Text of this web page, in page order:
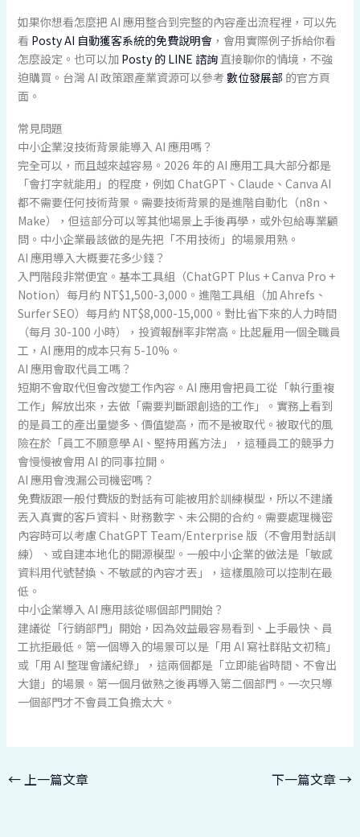
如果你想看怎麼把 AI 應用整合到完整的內容產出流程裡，可以先
看 Posty AI 自動獲客系統的免費說明會，會用實際例子拆給你看
怎麼設定。也可以加 Posty 的 LINE 諮詢直接聊你的情境，不強
迫購買。台灣 AI 政策跟產業資源可以參考數位發展部 的官方頁
面。
常見問題
中小企業沒技術背景能導入 AI 應用嗎？
完全可以，而且越來越容易。2026 年的 AI 應用工具大部分都是
「會打字就能用」的程度，例如 ChatGPT、Claude、Canva AI
都不需要任何技術背景。需要技術背景的是進階自動化（n8n、
Make），但這部分可以等其他場景上手後再學，或外包給專業顧
問。中小企業最該做的是先把「不用技術」的場景用熟。
AI 應用導入大概要花多少錢？
入門階段非常便宜。基本工具組（ChatGPT Plus + Canva Pro +
Notion）每月約 NT$1,500-3,000。進階工具組（加 Ahrefs、
Surfer SEO）每月約 NT$8,000-15,000。對比省下來的人力時間
（每月 30-100 小時），投資報酬率非常高。比起雇用一個全職員
工，AI 應用的成本只有 5-10%。
AI 應用會取代員工嗎？
短期不會取代但會改變工作內容。AI 應用會把員工從「執行重複
工作」解放出來，去做「需要判斷跟創造的工作」。實務上看到
的是員工的產出量變多、價值變高，而不是被取代。被取代的風
險在於「員工不願意學 AI、堅持用舊方法」，這種員工的競爭力
會慢慢被會用 AI 的同事拉開。
AI 應用會洩漏公司機密嗎？
免費版跟一般付費版的對話有可能被用於訓練模型，所以不建議
丟入真實的客戶資料、財務數字、未公開的合約。需要處理機密
內容時可以考慮 ChatGPT Team/Enterprise 版（不會用對話訓
練）、或自建本地化的開源模型。一般中小企業的做法是「敏感
資料用代號替換、不敏感的內容才丟」，這樣風險可以控制在最
低。
中小企業導入 AI 應用該從哪個部門開始？
建議從「行銷部門」開始，因為效益最容易看到、上手最快、員
工抗拒最低。第一個導入的場景可以是「用 AI 寫社群貼文初稿」
或「用 AI 整理會議紀錄」，這兩個都是「立即能省時間、不會出
大錯」的場景。第一個月做熟之後再導入第二個部門。一次只導
一個部門才不會員工負擔太大。
←上一篇文章 下一篇文章→